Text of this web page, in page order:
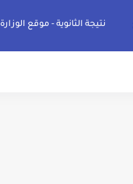
نتيجة الثانوية - موقع الوزارة